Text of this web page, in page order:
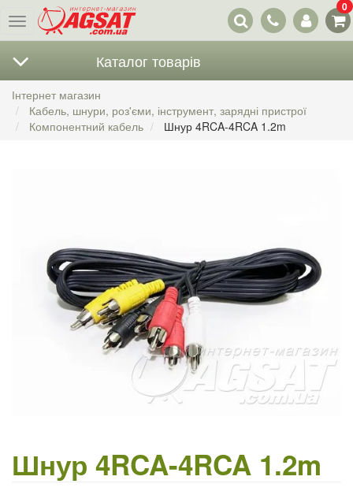
Меню
Наші
контакти
0
Каталог товарів
Інтернет магазин
Кабель, шнури, роз'єми, інструмент, зарядні пристрої
Компонентний кабель
Шнур 4RCA-4RCA 1.2m
Шнур 4RCA-4RCA 1.2m